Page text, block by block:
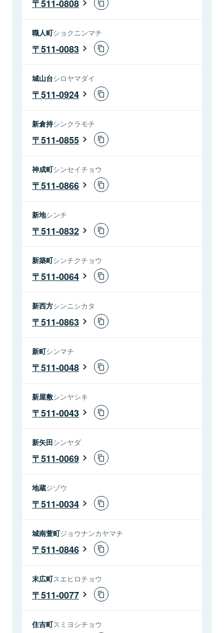
511-0808
職人町ショクニンマチ
511-0083
城山台シロヤマダイ
511-0924
新倉持シンクラモチ
511-0855
神成町シンセイチョウ
511-0866
新地シンチ
511-0832
新築町シンチクチョウ
511-0064
新西方シンニシカタ
511-0863
新町シンマチ
511-0048
新屋敷シンヤシキ
511-0043
新矢田シンヤダ
511-0069
地蔵ジゾウ
511-0034
城南萱町ジョウナンカヤマチ
511-0846
末広町スエヒロチョウ
511-0077
住吉町スミヨシチョウ